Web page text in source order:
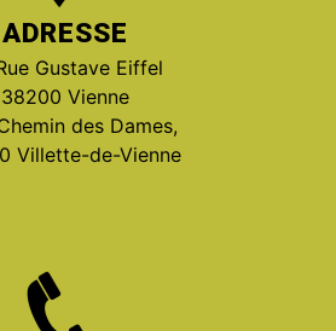
ADRESSE
Gustave Eiffel
38200 Vienne
des Dames,
Villette-de-Vienne